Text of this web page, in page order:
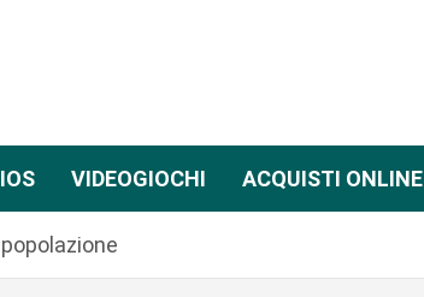
VIDEOGIOCHI ACQUISTI ONLINE